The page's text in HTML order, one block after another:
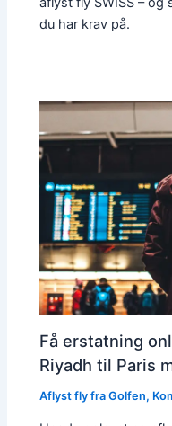
du har krav på.
Få erstatning
Riyadh til Paris
Aflyst fly fra Golfen,